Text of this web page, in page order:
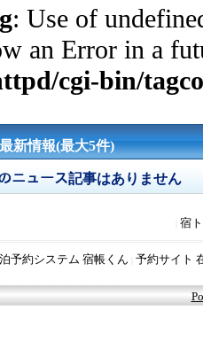
: Use of
an Error in a
cgi-bin/
新情報(最大5件)
ュース記事はありません
宿
予約システム 宿帳くん 予約サイト